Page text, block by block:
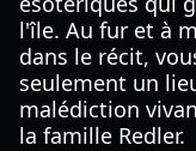
l'île. Au fur et à
dans le récit,
seulement un
malédiction
la famille Redler.